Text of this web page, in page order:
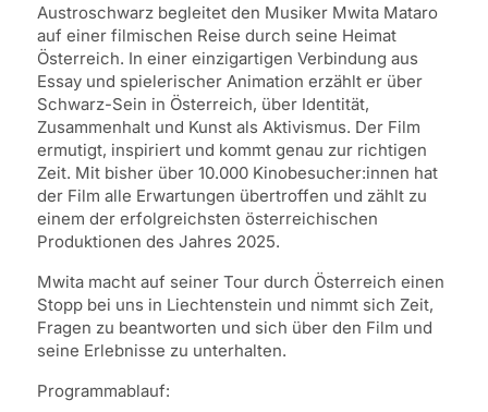
Austroschwarz begleitet den Musiker Mwita Mataro
auf einer filmischen Reise durch seine Heimat
Österreich. In einer einzigartigen Verbindung aus
Essay und spielerischer Animation erzählt er über
Schwarz-Sein in Österreich, über Identität,
Zusammenhalt und Kunst als Aktivismus. Der Film
ermutigt, inspiriert und kommt genau zur richtigen
Zeit. Mit bisher über 10.000 Kinobesucher:innen hat
der Film alle Erwartungen übertroffen und zählt zu
einem der erfolgreichsten österreichischen
Produktionen des Jahres 2025.
Mwita macht auf seiner Tour durch Österreich einen
Stopp bei uns in Liechtenstein und nimmt sich Zeit,
Fragen zu beantworten und sich über den Film und
seine Erlebnisse zu unterhalten.
Programmablauf: